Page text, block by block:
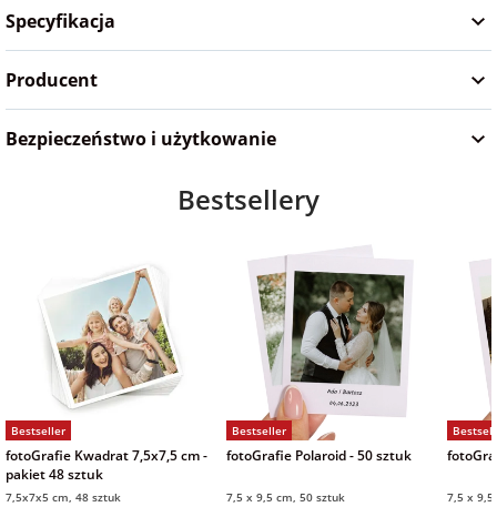
Specyfikacja
Producent
Bezpieczeństwo i użytkowanie
Bestsellery
Bestseller
fotoGrafie Kwadrat 7,5x7,5 cm -
pakiet 48 sztuk
7,5x7x5 cm, 48 sztuk
Bestseller
fotoGrafie Polaroid - 50 sztuk
7,5 x 9,5 cm, 50 sztuk 7,5 x